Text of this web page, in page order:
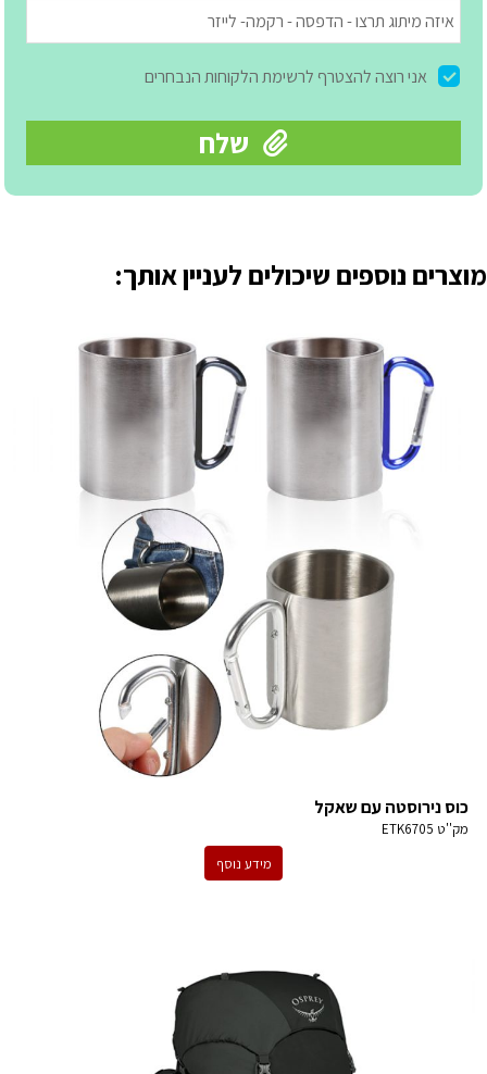
מוצרים נוספים שיכולים לעניין אותך:
כוס נירוסטה עם שאקל
מק''ט ETK6705
מידע נוסף